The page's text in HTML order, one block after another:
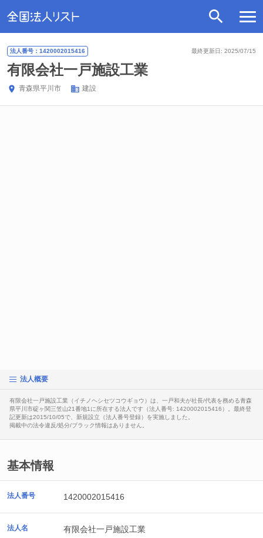
最終更新日: 2025/07/15
法人番号：1420002015416
有限会社一戸施設工業
青森県平川市 建設
法人概要
有限会社一戸施設工業（イチノヘシセツコウギョウ）は、一戸和夫が社長/代表を務める青森
県平川市碇ヶ関三笠山21番地1に所在する法人です（法人番号: 1420002015416）。最終登
記更新は2015/10/05で、新規設立（法人番号登録）を実施しました。
掲載中の法令違反/処分/ブラック情報はありません。
基本情報
法人番号 1420002015416
法人名 有限会社一戸施設工業